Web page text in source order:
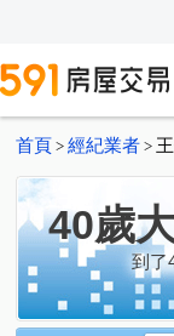
首頁 > 經紀業者 >
40歲
到了